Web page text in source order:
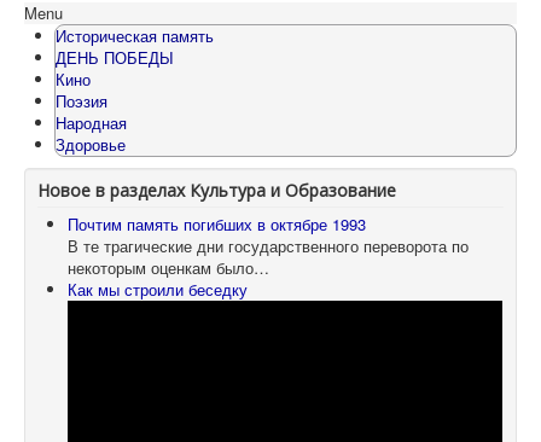
Menu
Историческая память
ДЕНЬ ПОБЕДЫ
Кино
Поэзия
Народная
Здоровье
Новое в разделах Культура и Образование
Почтим память погибших в октябре 1993
В те трагические дни государственного переворота по
некоторым оценкам было…
Как мы строили беседку